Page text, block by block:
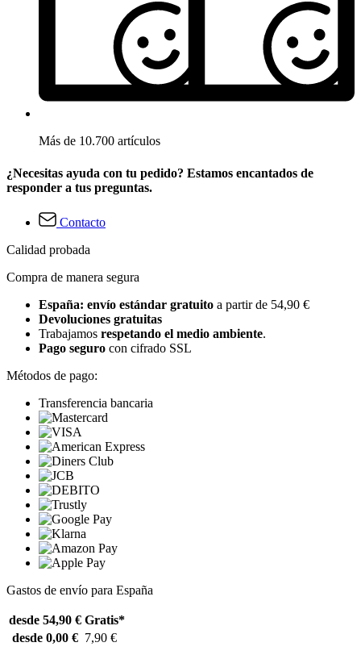
Más de 10.700 artículos
¿Necesitas ayuda con tu pedido? Estamos encantados de
responder a tus preguntas.
Contacto
Calidad probada
Compra de manera segura
España: envío estándar gratuito a partir de 54,90 €
Devoluciones gratuitas
Trabajamos respetando el medio ambiente.
Pago seguro con cifrado SSL
Métodos de pago:
Transferencia bancaria
Gastos de envío para España
desde 54,90 € Gratis*
desde 0,00 € 7,90 €